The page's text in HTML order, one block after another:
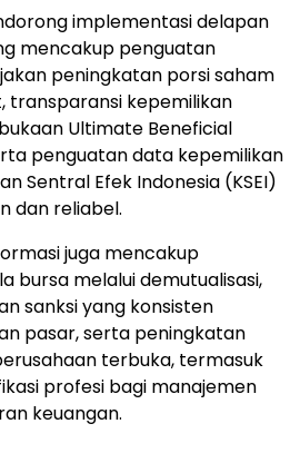
implementasi delapan
mencakup penguatan
peningkatan porsi saham
transparansi kepemilikan
Ultimate Beneficial
penguatan data kepemilikan
Sentral Efek Indonesia (KSEI)
dan reliabel.
juga mencakup
bursa melalui demutualisasi,
sanksi yang konsisten
pasar, serta peningkatan
terbuka, termasuk
profesi bagi manajemen
keuangan.